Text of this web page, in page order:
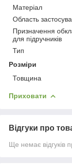
Матеріал
Область
Призначення
для підручників
Тип
Розміри
Товщина
Приховати
Відгуки про
Ще немає відгуків